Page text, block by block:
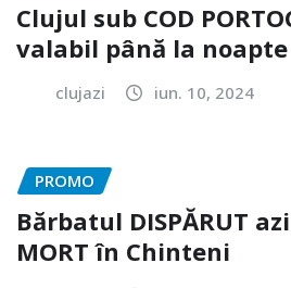
Clujul sub COD
valabil până la noapte
clujazi iun. 10, 2024
PROMO
Bărbatul DISPĂRUT
MORT în Chinteni